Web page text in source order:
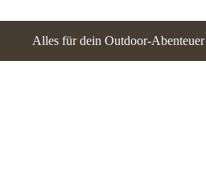
Alles für dein Outdoor-Abenteuer